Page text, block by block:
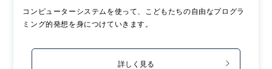
コンピューターシステムを使って、こどもたちの自由なプログラ
ミング的発想を身につけていきます。
詳しく見る